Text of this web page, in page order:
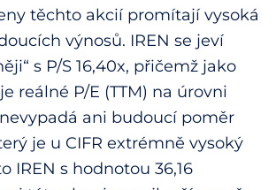
těchto akcií promítají vysoká
výnosů. IREN se jeví
s P/S 16,40x, přičemž jako
reálné P/E (TTM) na úrovni
ani budoucí poměr
je u CIFR extrémně vysoký
IREN s hodnotou 36,16